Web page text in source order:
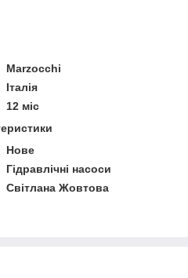
Marzocchi
Італія
12 міс
Нове
Гідравлічні насоси
Світлана Жовтова